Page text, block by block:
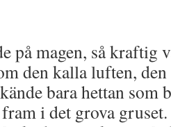
på magen, så kraftig
den kalla luften,
bara hettan som
i det grova